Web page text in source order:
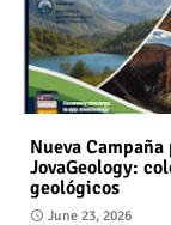
Nueva
JovaGeology:
geológicos
June 23, 2026